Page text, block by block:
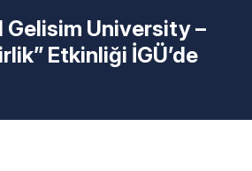
Gelisim University –
Etkinliği İGÜ’de